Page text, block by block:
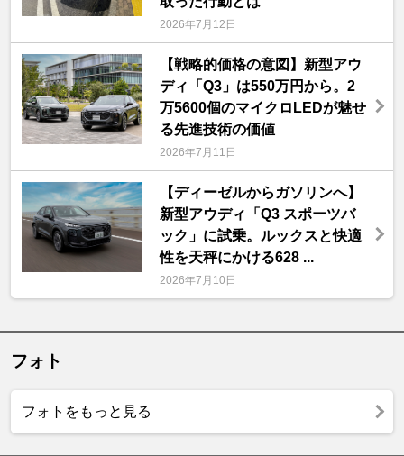
2026年7月12日
【戦略的価格の意図】新型アウ
ディ「Q3」は550万円から。2
万5600個のマイクロLEDが魅せ
る先進技術の価値
2026年7月11日
【ディーゼルからガソリンへ】
新型アウディ「Q3 スポーツバ
ック」に試乗。ルックスと快適
性を天秤にかける628 ...
2026年7月10日
フォト
フォトをもっと見る